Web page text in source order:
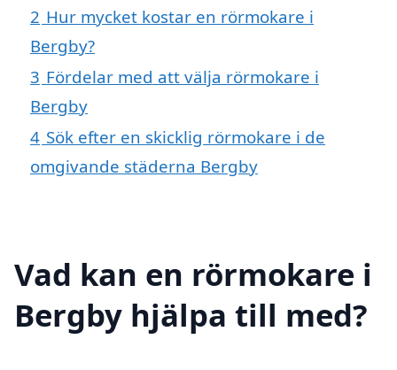
2 Hur mycket kostar en rörmokare i
Bergby?
3 Fördelar med att välja rörmokare i
Bergby
4 Sök efter en skicklig rörmokare i de
omgivande städerna Bergby
Vad kan en rörmokare i
Bergby hjälpa till med?